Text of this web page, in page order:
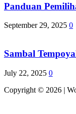
Panduan
September 29, 2025 0
Sambal
July 22, 2025 0
Copyright © 2026 |